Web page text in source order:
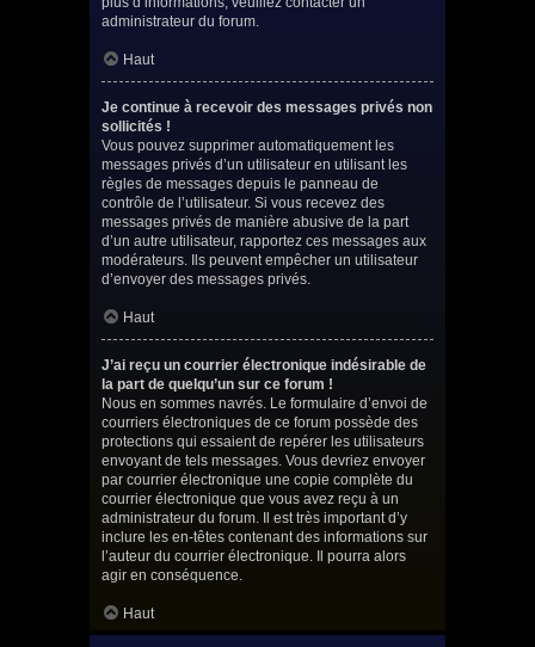
administrateur du forum.
Haut
Je continue à recevoir des messages privés non
sollicités !
Vous pouvez supprimer automatiquement les
messages privés d’un utilisateur en utilisant les
règles de messages depuis le panneau de
contrôle de l’utilisateur. Si vous recevez des
messages privés de manière abusive de la part
d’un autre utilisateur, rapportez ces messages aux
modérateurs. Ils peuvent empêcher un utilisateur
d’envoyer des messages privés.
Haut
J’ai reçu un courrier électronique indésirable de
la part de quelqu’un sur ce forum !
Nous en sommes navrés. Le formulaire d’envoi de
courriers électroniques de ce forum possède des
protections qui essaient de repérer les utilisateurs
envoyant de tels messages. Vous devriez envoyer
par courrier électronique une copie complète du
courrier électronique que vous avez reçu à un
administrateur du forum. Il est très important d’y
inclure les en-têtes contenant des informations sur
l’auteur du courrier électronique. Il pourra alors
agir en conséquence.
Haut